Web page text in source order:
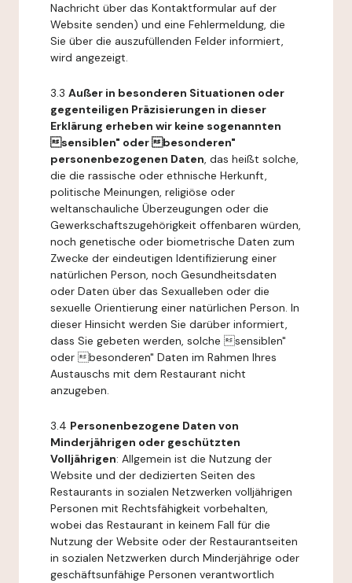
Nachricht über das Kontaktformular auf der
Website senden) und eine Fehlermeldung, die
Sie über die auszufüllenden Felder informiert,
wird angezeigt.
3.3 Außer in besonderen Situationen oder
gegenteiligen Präzisierungen in dieser
Erklärung erheben wir keine sogenannten
sensiblen" oder besonderen"
personenbezogenen Daten, das heißt solche,
die die rassische oder ethnische Herkunft,
politische Meinungen, religiöse oder
weltanschauliche Überzeugungen oder die
Gewerkschaftszugehörigkeit offenbaren würden,
noch genetische oder biometrische Daten zum
Zwecke der eindeutigen Identifizierung einer
natürlichen Person, noch Gesundheitsdaten
oder Daten über das Sexualleben oder die
sexuelle Orientierung einer natürlichen Person. In
dieser Hinsicht werden Sie darüber informiert,
dass Sie gebeten werden, solche sensiblen"
oder besonderen" Daten im Rahmen Ihres
Austauschs mit dem Restaurant nicht
anzugeben.
3.4 Personenbezogene Daten von
Minderjährigen oder geschützten
Volljährigen: Allgemein ist die Nutzung der
Website und der dedizierten Seiten des
Restaurants in sozialen Netzwerken volljährigen
Personen mit Rechtsfähigkeit vorbehalten,
wobei das Restaurant in keinem Fall für die
Nutzung der Website oder der Restaurantseiten
in sozialen Netzwerken durch Minderjährige oder
geschäftsunfähige Personen verantwortlich